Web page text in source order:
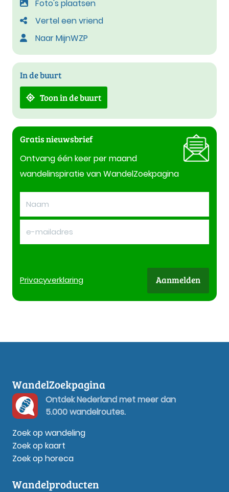
Foto's plaatsen
Vertel een vriend
Naar MijnWZP
In de buurt
Toon in de buurt
Gratis nieuwsbrief
Ontvang één keer per maand
wandelinspiratie van WandelZoekpagina
Privacyverklaring Aanmelden
WandelZoekpagina
Ontdek Nederland met meer dan
5.000 wandelroutes.
Zoek op wandeling
Zoek op kaart
Zoek op horeca
Wandelproducten